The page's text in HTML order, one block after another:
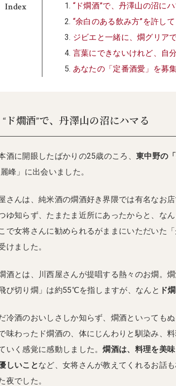
Index
“ド燗酒”で、丹澤山の沼に
“余白のある飲み方”を許し
ジビエと一緒に、燗グリア
言葉にできないけれど、自
あなたの「定番酒愛」を募
“ド燗酒”で、丹澤山の沼にハマる
酒に開眼したばかりの25歳のころ、東中野の
峰」に出会いました。
さんは、純米酒の燗酒好き界隈では有名なお
ゆ知らず、たまたま近所にあったからと、な
で女将さんに勧められるがままにいただいた
けました。
酒とは、川西屋さんが提唱する熱々のお燗。
飛び切り燗」は約55℃を指しますが、なんと ド
冷酒のおいしさしか知らず、燗酒といっても
味わったド燗酒の、体にじんわりと馴染み、
いく感覚に感動しました。燗酒は、料理を美
しいことなど、女将さんが教えてくれるお話
夜でした。